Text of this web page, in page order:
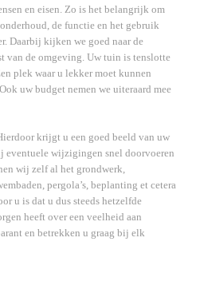
en eisen. Zo is het belangrijk om
de functie en het gebruik
Daarbij kijken we goed naar de
van de omgeving. Uw tuin is tenslotte
plek waar u lekker moet kunnen
uw budget nemen we uiteraard mee
krijgt u een goed beeld van uw
eventuele wijzigingen snel doorvoeren
wij zelf al het grondwerk,
pergola’s, beplanting et cetera
u is dat u dus steeds hetzelfde
heeft over een veelheid aan
en betrekken u graag bij elk